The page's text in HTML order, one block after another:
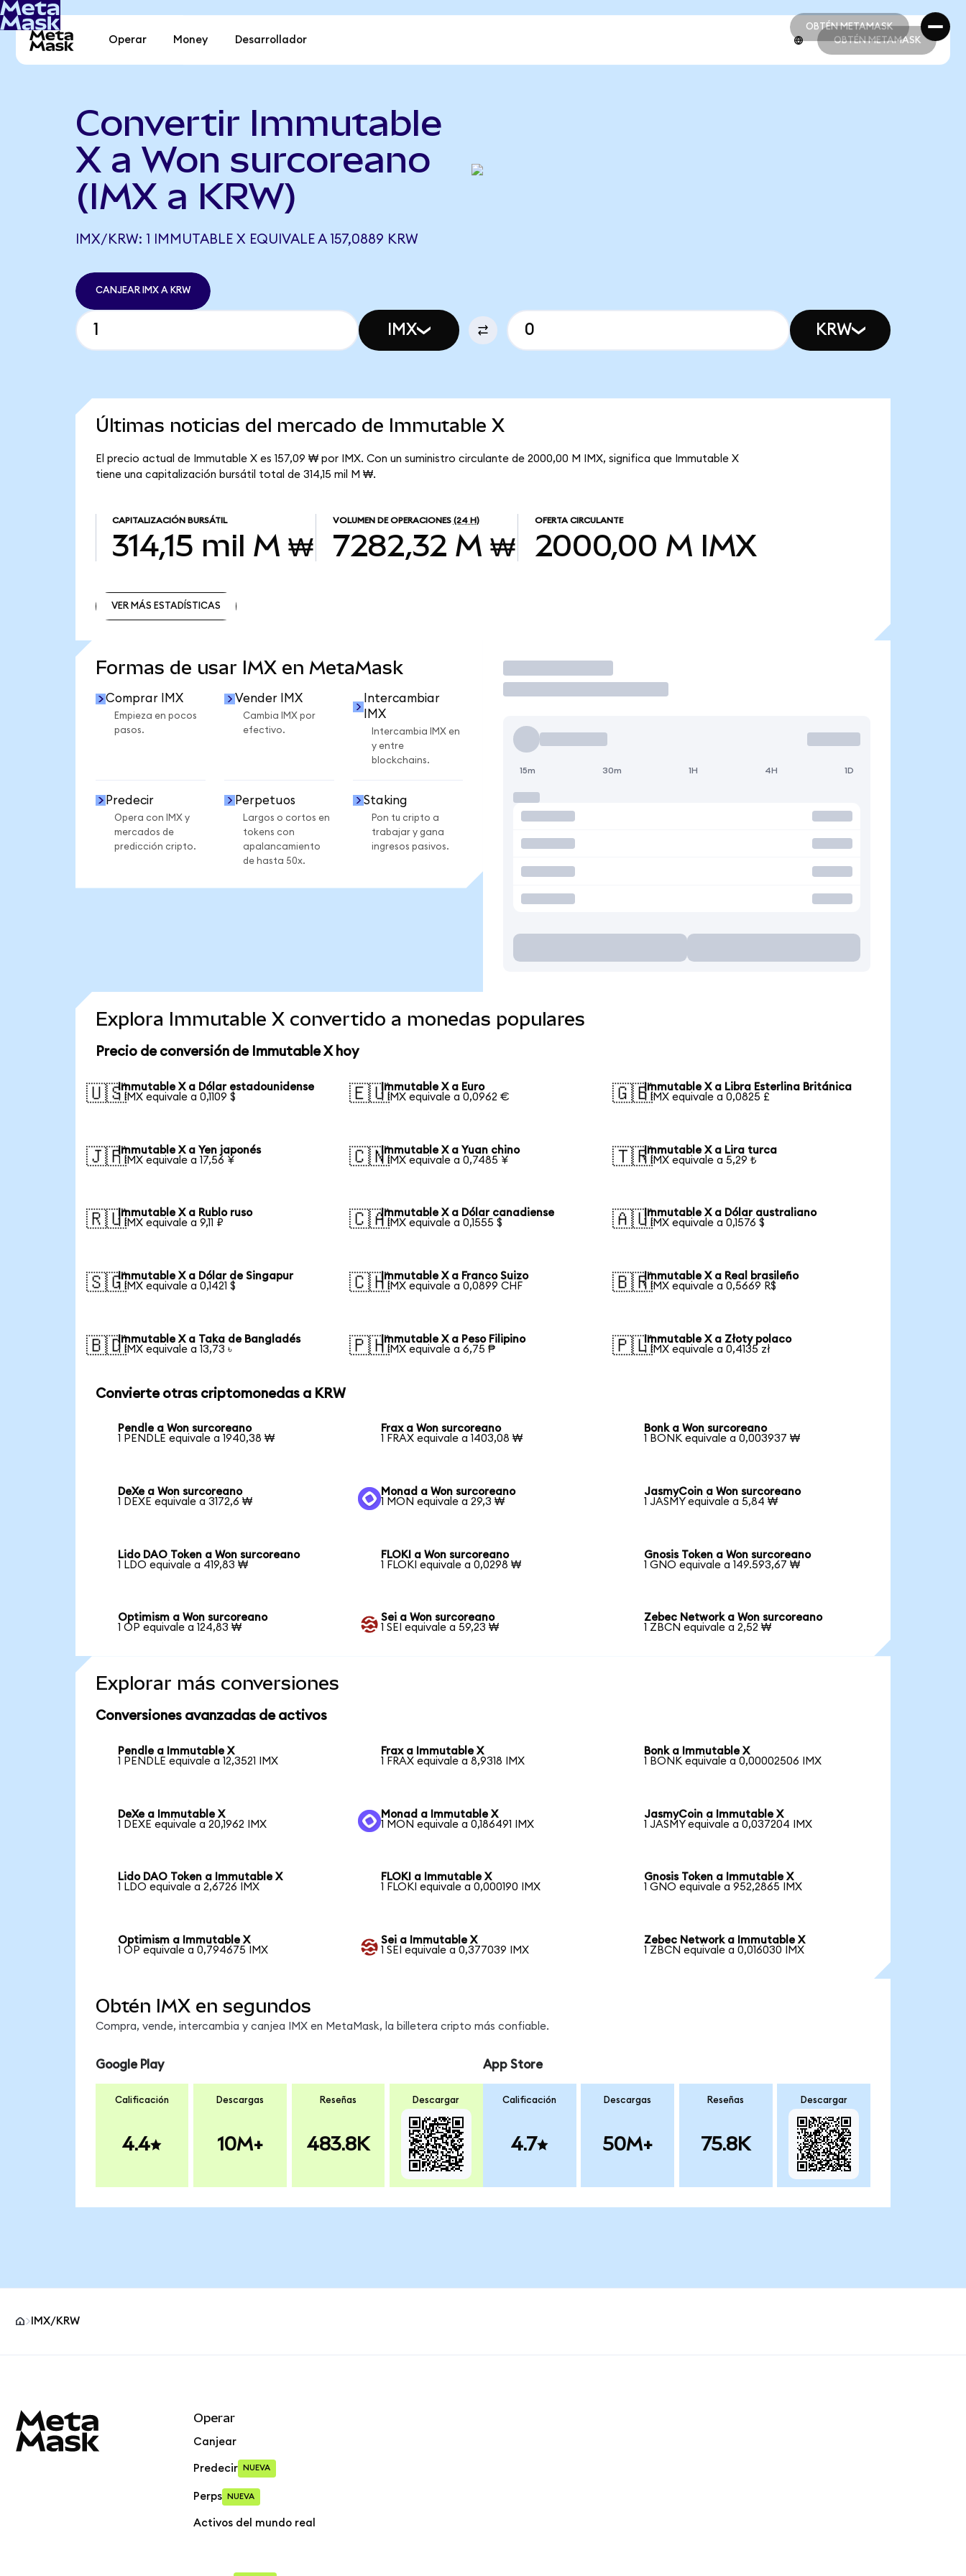
OBTÉN METAMASK
OBTÉN METAMASK
Operar Money Desarrollador OBTÉN METAMASK
Convertir Immutable
X a Won surcoreano
(IMX a KRW)
IMX/KRW: 1 IMMUTABLE X EQUIVALE A 157,0889 KRW
CANJEAR IMX A KRW
IMX KRW
Últimas noticias del mercado de Immutable X
El precio actual de Immutable X es 157,09 ₩ por IMX. Con un suministro circulante de 2000,00 M IMX, significa que Immutable X
tiene una capitalización bursátil total de 314,15 mil M ₩.
CAPITALIZACIÓN BURSÁTIL
314,15 mil M ₩
VOLUMEN DE OPERACIONES (24 H)
7282,32 M ₩
OFERTA CIRCULANTE
2000,00 M IMX
VER MÁS ESTADÍSTICAS
Formas de usar IMX en MetaMask
Comprar IMX
Empieza en pocos
pasos.
Vender IMX
Cambia IMX por
efectivo.
Intercambiar
IMX
Intercambia IMX en
y entre
blockchains.
Predecir
Opera con IMX y
mercados de
predicción cripto.
Perpetuos
Largos o cortos en
tokens con
apalancamiento
de hasta 50x.
Staking
Pon tu cripto a
trabajar y gana
ingresos pasivos.
Operar
15m 30m 1H 4H 1D
Explora Immutable X convertido a monedas populares
Precio de conversión de Immutable X hoy
🇺🇸Immutable X a Dólar estadounidense
1 IMX equivale a 0,1109 $
🇪🇺Immutable X a Euro
1 IMX equivale a 0,0962 €
🇬🇧Immutable X a Libra Esterlina Británica
1 IMX equivale a 0,0825 £
🇯🇵Immutable X a Yen japonés
1 IMX equivale a 17,56 ¥
🇨🇳Immutable X a Yuan chino
1 IMX equivale a 0,7485 ¥
🇹🇷Immutable X a Lira turca
1 IMX equivale a 5,29 ₺
🇷🇺Immutable X a Rublo ruso
1 IMX equivale a 9,11 ₽
🇨🇦Immutable X a Dólar canadiense
1 IMX equivale a 0,1555 $
🇦🇺Immutable X a Dólar australiano
1 IMX equivale a 0,1576 $
🇸🇬Immutable X a Dólar de Singapur
1 IMX equivale a 0,1421 $
🇨🇭Immutable X a Franco Suizo
1 IMX equivale a 0,0899 CHF
🇧🇷Immutable X a Real brasileño
1 IMX equivale a 0,5669 R$
🇧🇩Immutable X a Taka de Bangladés
1 IMX equivale a 13,73 ৳
🇵🇭Immutable X a Peso Filipino
1 IMX equivale a 6,75 ₱
🇵🇱Immutable X a Złoty polaco
1 IMX equivale a 0,4135 zł
Convierte otras criptomonedas a KRW
Pendle a Won surcoreano
1 PENDLE equivale a 1940,38 ₩
Frax a Won surcoreano
1 FRAX equivale a 1403,08 ₩
Bonk a Won surcoreano
1 BONK equivale a 0,003937 ₩
DeXe a Won surcoreano
1 DEXE equivale a 3172,6 ₩
Monad a Won surcoreano
1 MON equivale a 29,3 ₩
JasmyCoin a Won surcoreano
1 JASMY equivale a 5,84 ₩
Lido DAO Token a Won surcoreano
1 LDO equivale a 419,83 ₩
FLOKI a Won surcoreano
1 FLOKI equivale a 0,0298 ₩
Gnosis Token a Won surcoreano
1 GNO equivale a 149.593,67 ₩
Optimism a Won surcoreano
1 OP equivale a 124,83 ₩
Sei a Won surcoreano
1 SEI equivale a 59,23 ₩
Zebec Network a Won surcoreano
1 ZBCN equivale a 2,52 ₩
Explorar más conversiones
Conversiones avanzadas de activos
Pendle a Immutable X
1 PENDLE equivale a 12,3521 IMX
Frax a Immutable X
1 FRAX equivale a 8,9318 IMX
Bonk a Immutable X
1 BONK equivale a 0,00002506 IMX
DeXe a Immutable X
1 DEXE equivale a 20,1962 IMX
Monad a Immutable X
1 MON equivale a 0,186491 IMX
JasmyCoin a Immutable X
1 JASMY equivale a 0,037204 IMX
Lido DAO Token a Immutable X
1 LDO equivale a 2,6726 IMX
FLOKI a Immutable X
1 FLOKI equivale a 0,000190 IMX
Gnosis Token a Immutable X
1 GNO equivale a 952,2865 IMX
Optimism a Immutable X
1 OP equivale a 0,794675 IMX
Sei a Immutable X
1 SEI equivale a 0,377039 IMX
Zebec Network a Immutable X
1 ZBCN equivale a 0,016030 IMX
Obtén IMX en segundos
Compra, vende, intercambia y canjea IMX en MetaMask, la billetera cripto más confiable.
Google Play
Calificación
4.4
Descargas
10M+
Reseñas
483.8K
Descargar
App Store
Calificación
4.7
Descargas
50M+
Reseñas
75.8K
Descargar
IMX/KRW
Operar
Canjear
Predecir NUEVA
Perps NUEVA
Activos del mundo real